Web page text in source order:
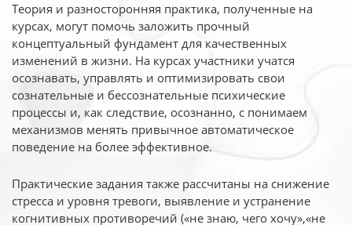
Теория и разносторонняя практика, полученные на
курсах, могут помочь заложить прочный
концептуальный фундамент для качественных
изменений в жизни. На курсах участники учатся
осознавать, управлять и оптимизировать свои
сознательные и бессознательные психические
процессы и, как следствие, осознанно, с понимаем
механизмов менять привычное автоматическое
поведение на более эффективное.
Практические задания также рассчитаны на снижение
стресса и уровня тревоги, выявление и устранение
когнитивных противоречий («не знаю, чего хочу»,«не